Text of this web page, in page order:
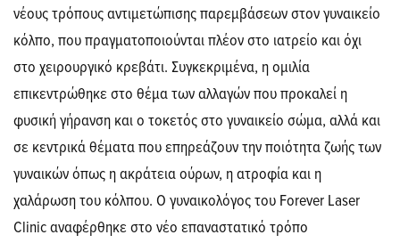
νέους τρόπους αντιμετώπισης παρεμβάσεων στον γυναικείο
κόλπο, που πραγματοποιούνται πλέον στο ιατρείο και όχι
στο χειρουργικό κρεβάτι. Συγκεκριμένα, η ομιλία
επικεντρώθηκε στο θέμα των αλλαγών που προκαλεί η
φυσική γήρανση και ο τοκετός στο γυναικείο σώμα, αλλά και
σε κεντρικά θέματα που επηρεάζουν την ποιότητα ζωής των
γυναικών όπως η ακράτεια ούρων, η ατροφία και η
χαλάρωση του κόλπου. Ο γυναικολόγος του Forever Laser
Clinic αναφέρθηκε στο νέο επαναστατικό τρόπο